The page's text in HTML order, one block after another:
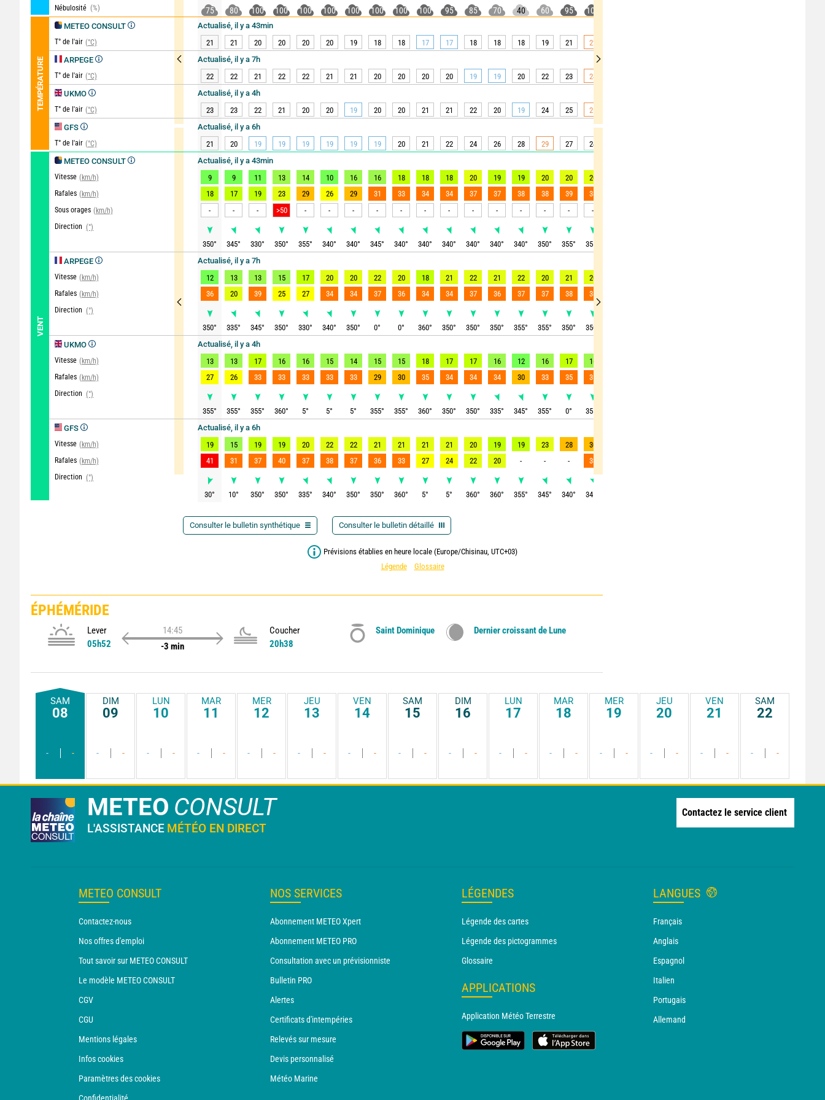
Nébulosité (%)
TEMPÉRATURE
METEO CONSULT
T° de l'air (°C)
ARPEGE
T° de l'air (°C)
UKMO
T° de l'air (°C)
GFS
T° de l'air (°C)
VENT
METEO CONSULT
Vitesse (km/h)
Rafales (km/h)
Sous orages (km/h)
Direction (°)
ARPEGE
Vitesse (km/h)
Rafales (km/h)
Direction (°)
UKMO
Vitesse (km/h)
Rafales (km/h)
Direction (°)
GFS
Vitesse (km/h)
Rafales (km/h)
Direction (°)
75
80 100 100 100 100 100 100 100 100 95 85 70 40 60 95 100
Actualisé, il y a 43min
21
21 20 20 20 20 19 18 18 17 17 18 18 18 19 21 22
Actualisé, il y a 7h
22
22 21 22 22 21 21 20 20 20 20 19 19 20 22 23 24
Actualisé, il y a 4h
23
23 22 21 20 20 19 20 20 21 21 22 20 19 24 25 26
Actualisé, il y a 6h
21
20 19 19 19 19 19 19 20 21 22 24 26 28 29 27 24
Actualisé, il y a 43min
9
9 11 13 14 10 16 16 18 18 18 20 19 19 20 20 20
18
17 19 23 29 26 29 31 33 34 34 37 37 38 38 39 38
-
- - >50 - - - - - - - - - - - - -
350° 345° 330° 350° 355° 340° 340° 345° 340° 340° 340° 340° 340° 340° 350° 355° 355
Actualisé, il y a 7h
12
13 13 15 17 20 20 22 20 18 21 22 21 22 20 21 20
36
20 39 25 27 34 34 37 36 34 34 37 36 37 37 38 38
350° 335° 345° 350° 330° 340° 350° 0° 0° 360° 350° 350° 350° 355° 355° 350° 350
Actualisé, il y a 4h
13
13 17 16 16 15 14 15 15 18 17 17 16 12 16 17 16
27
26 33 33 33 33 33 29 30 35 34 34 34 30 33 35 35
355° 355° 355° 360° 5° 5° 5° 355° 355° 360° 350° 350° 335° 345° 355° 0° 355
Actualisé, il y a 6h
19
15 19 19 20 22 22 21 21 21 21 20 19 19 23 28 30
41
31 37 40 37 38 37 36 33 27 24 22 20 - - - 33
30° 10° 350° 350° 335° 340° 350° 350° 360° 5° 5° 360° 360° 355° 345° 340° 345
Consulter le bulletin synthétique Consulter le bulletin détaillé
Prévisions établies en heure locale (Europe/Chisinau, UTC+03)
Légende
Glossaire
ÉPHÉMÉRIDE
Lever
05h52
14:45
-3 min
Coucher
20h38
Saint Dominique Dernier croissant de Lune
SAM
08
- -
DIM
09
- -
LUN
10
- -
MAR
11
- -
MER
12
- -
JEU
13
- -
VEN
14
- -
SAM
15
- -
DIM
16
- -
LUN
17
- -
MAR
18
- -
MER
19
- -
JEU
20
- -
VEN
21
- -
SAM
22
- -
METEO CONSULT
L'ASSISTANCE MÉTÉO EN DIRECT
Contactez le service client
METEO CONSULT
Contactez-nous
Nos offres d'emploi
Tout savoir sur METEO CONSULT
Le modèle METEO CONSULT
CGV
CGU
Mentions légales
Infos cookies
Paramètres des cookies
NOS SERVICES
Abonnement METEO Xpert
Abonnement METEO PRO
Consultation avec un prévisionniste
Bulletin PRO
Alertes
Certificats d'intempéries
Relevés sur mesure
Devis personnalisé
Météo Marine
LÉGENDES
Légende des cartes
Légende des pictogrammes
Glossaire
APPLICATIONS
Application Météo Terrestre
LANGUES
Français
Anglais
Espagnol
Italien
Portugais
Allemand